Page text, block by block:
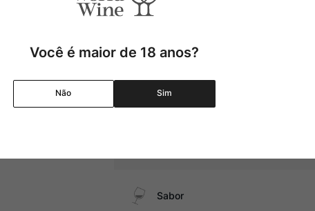
Amadurecimento
Sabor
Você é maior de 18 anos?
Não Sim